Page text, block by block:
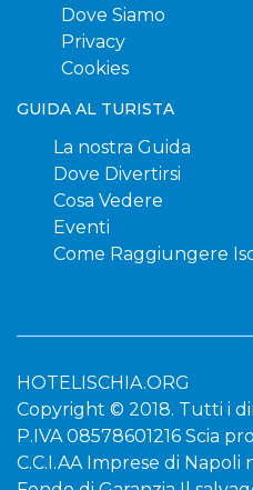
Dove Siamo
Privacy
Cookies
GUIDA AL TURISTA
La nostra Guida
Dove Divertirsi
Cosa Vedere
Eventi
Come Raggiungere
HOTELISCHIA.ORG
Copyright © 2018. Tutti i
P.IVA 08578601216 Scia
C.C.I.AA Imprese di Napoli